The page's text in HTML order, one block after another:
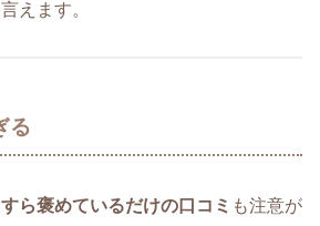
えます。
る
ら褒めているだけの口コミ も注意が